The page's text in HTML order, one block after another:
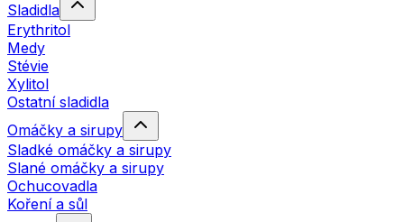
Sladidla
Erythritol
Medy
Stévie
Xylitol
Ostatní sladidla
Omáčky a sirupy
Sladké omáčky a sirupy
Slané omáčky a sirupy
Ochucovadla
Koření a sůl